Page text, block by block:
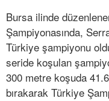
Bursa ilinde
Şampiyonasında,
Türkiye şampiyonu
seride koşulan
300 metre koşuda
bırakarak Türkiye